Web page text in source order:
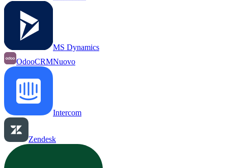
MS Dynamics
OdooCRMNuovo
Intercom
Zendesk